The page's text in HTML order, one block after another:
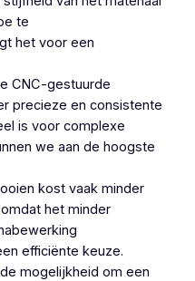
te
het voor een
CNC-gestuurde
precieze en consistente
is voor complexe
we aan de hoogste
kost vaak minder
het minder
efficiënte keuze.
mogelijkheid om een